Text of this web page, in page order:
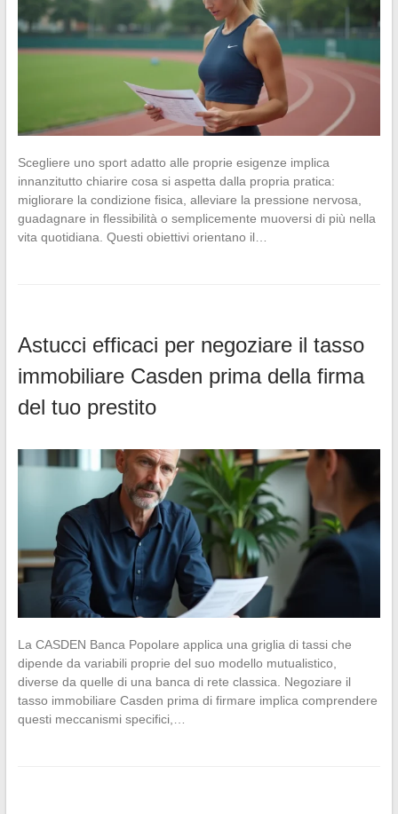
Scegliere uno sport adatto alle proprie esigenze implica
innanzitutto chiarire cosa si aspetta dalla propria pratica:
migliorare la condizione fisica, alleviare la pressione nervosa,
guadagnare in flessibilità o semplicemente muoversi di più nella
vita quotidiana. Questi obiettivi orientano il…
Astucci efficaci per negoziare il tasso
immobiliare Casden prima della firma
del tuo prestito
La CASDEN Banca Popolare applica una griglia di tassi che
dipende da variabili proprie del suo modello mutualistico,
diverse da quelle di una banca di rete classica. Negoziare il
tasso immobiliare Casden prima di firmare implica comprendere
questi meccanismi specifici,…